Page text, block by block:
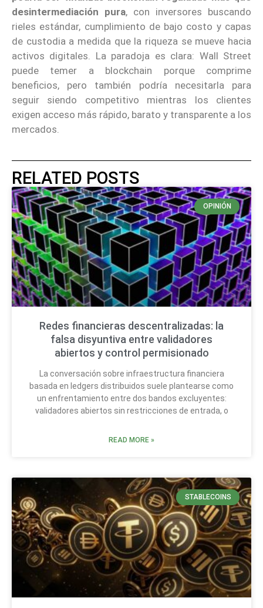
desintermediación pura, con inversores buscando
rieles estándar, cumplimiento de bajo costo y capas
de custodia a medida que la riqueza se mueve hacia
activos digitales. La paradoja es clara: Wall Street
puede temer a blockchain porque comprime
beneficios, pero también podría necesitarla para
seguir siendo competitivo mientras los clientes
exigen acceso más rápido, barato y transparente a los
mercados.
RELATED POSTS
OPINIÓN
Redes financieras descentralizadas: la
falsa disyuntiva entre validadores
abiertos y control permisionado
La conversación sobre infraestructura financiera
basada en ledgers distribuidos suele plantearse como
un enfrentamiento entre dos bandos excluyentes:
validadores abiertos sin restricciones de entrada, o
READ MORE »
STABLECOINS